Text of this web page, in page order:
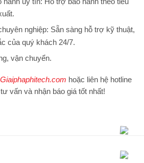
hành uy tín: Hỗ trợ bảo hành theo tiêu
nghiệp: Sẵn sàng hỗ trợ kỹ thuật,
của quý khách 24/7.
vận chuyển.
Giaiphaphitech.com hoặc liên hệ hotline
vấn và nhận báo giá tốt nhất!